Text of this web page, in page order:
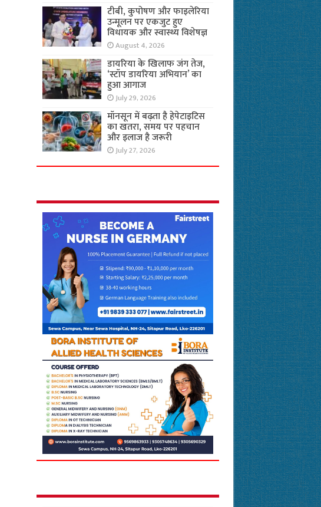
टीबी, कुपोषण और फाइलेरिया
उन्मूलन पर एकजुट हुए
विधायक और स्वास्थ्य विशेषज्ञ
August 4, 2026
डायरिया के खिलाफ जंग तेज,
‘स्टॉप डायरिया अभियान’ का
हुआ आगाज
July 29, 2026
मॉनसून में बढ़ता है हेपेटाइटिस
का खतरा, समय पर पहचान
और इलाज है जरूरी
July 27, 2026